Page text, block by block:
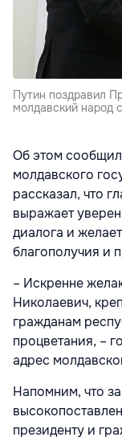
Путин поздравил
молдавский народ
Об этом сообщил
молдавского
рассказал, что
выражает
диалога и
благополучия и
– Искренне
Николаевич,
гражданам
процветания, –
адрес
Напомним, что
президенту и